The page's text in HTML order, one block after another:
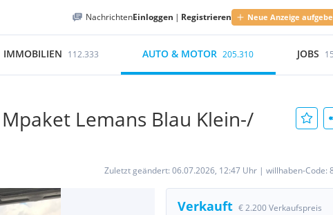
NachrichtenEinloggen | Registrieren Neue Anzeige
IMMOBILIEN 112.333 AUTO & MOTOR 205.310 JOBS
Lemans Blau Klein-/
Zuletzt geändert: 06.07.2026, 12:47 Uhr | willhaben-Code:
Verkauft € 2.200 Verkaufspreis